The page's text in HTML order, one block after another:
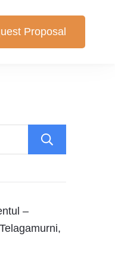
Harga Paket ,
Proposal
–